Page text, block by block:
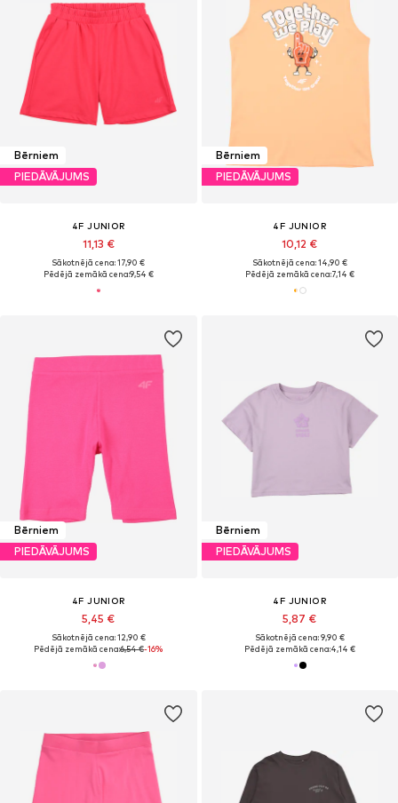
Bērniem
PIEDĀVĀJUMS
4F JUNIOR
11,13 €
Sākotnējā cena: 17,90 €
Pēdējā zemākā cena:9,54 €
Bērniem
PIEDĀVĀJUMS
4F JUNIOR
10,12 €
Sākotnējā cena: 14,90 €
Pēdējā zemākā cena:7,14 €
Bērniem
PIEDĀVĀJUMS
4F JUNIOR
5,45 €
Sākotnējā cena: 12,90 €
Pēdējā zemākā cena:6,54 €-16%
Bērniem
PIEDĀVĀJUMS
4F JUNIOR
5,87 €
Sākotnējā cena: 9,90 €
Pēdējā zemākā cena:4,14 €